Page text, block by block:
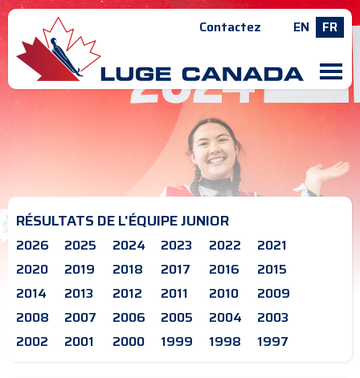
Contactez EN FR
M
RÉSULTATS DE L'ÉQUIPE JUNIOR
2026 2025 2024 2023 2022
2021
2020
2019 2018 2017 2016
2015
2014
2013 2012 2011 2010
2009
2008
2007 2006 2005 2004
2003
2002
2001 2000 1999 1998 1997